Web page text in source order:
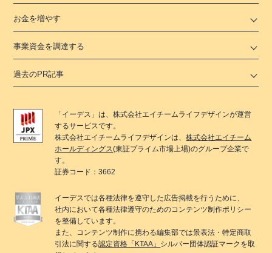
お金を増やす
事業資金を調達する
過去のPR記事
「 イーデス 」は、株式会社エイチームライフデザインが運営
するサービスです。
株式会社エイチームライフデザインは、株式会社エイチーム
ホールディングス(東証プライム市場上場)のグループ企業で
す。
証券コード：3662
イーデスでは各種法律を遵守した広告掲載を行うために、
社内において各種法律遵守のためのコンテンツ制作ポリシー
を整備しています。
また、コンテンツ制作に携わる編集部では景表法・特定商取
引法に関する認定資格「KTAA」 シルバー団体認証マークを取